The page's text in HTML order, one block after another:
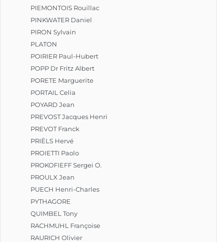
PIEMONTOIS Rouillac
PINKWATER Daniel
PIRON Sylvain
PLATON
POIRIER Paul-Hubert
POPP Dr Fritz Albert
PORETE Marguerite
PORTAIL Celia
POYARD Jean
PREVOST Jacques Henri
PREVOT Franck
PRIËLS Hervé
PROIETTI Paolo
PROKOFIEFF Sergei O.
PROULX Jean
PUECH Henri-Charles
PYTHAGORE
QUIMBEL Tony
RACHMUHL Françoise
RAURICH Olivier